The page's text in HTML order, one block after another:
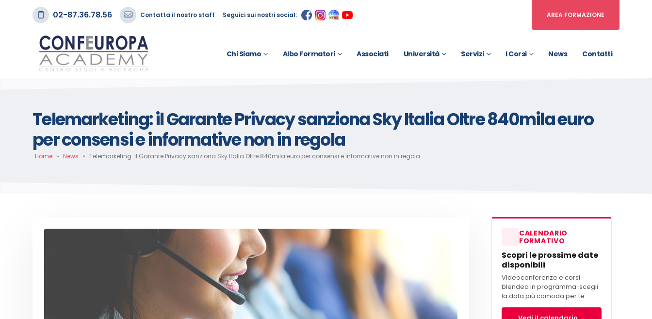
02-87.36.78.56 Contatta il nostro staff Seguici sui nostri social: AREA FORMAZIONE
Chi Siamo Albo Formatori Associati Università Servizi I Corsi News Contatti
Telemarketing: il Garante Privacy sanziona Sky Italia Oltre 840mila euro
per consensi e informative non in regola
Home » News » Telemarketing: il Garante Privacy sanziona Sky Italia Oltre 840mila euro per consensi e informative non in regola
CALENDARIO
FORMATIVO
Scopri le prossime date
disponibili
Videoconferenze e corsi
blended in programma: scegli
la data più comoda per te.